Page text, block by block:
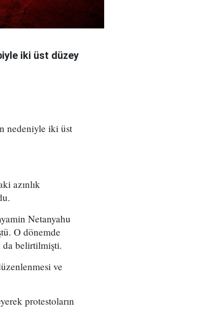
iki üst düzey
nedeniyle iki üst
azınlık
Netanyahu
O dönemde
da belirtilmişti.
ve
protestoların